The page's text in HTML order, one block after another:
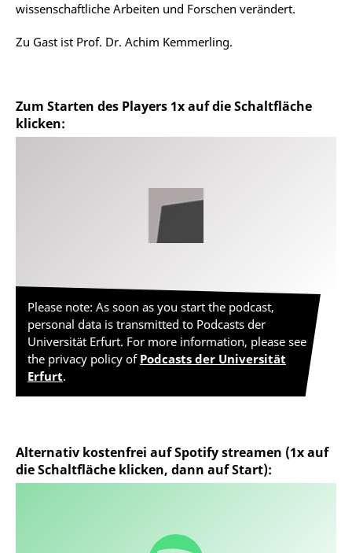
wissenschaftliche Arbeiten und Forschen verändert.
Zu Gast ist Prof. Dr. Achim Kemmerling.
Zum Starten des Players 1x auf die Schaltfläche
klicken:
Please note: As soon as you start the podcast,
personal data is transmitted to Podcasts der
Universität Erfurt. For more information, please see
the privacy policy of Podcasts der Universität
Erfurt.
Alternativ kostenfrei auf Spotify streamen (1x auf
die Schaltfläche klicken, dann auf Start):